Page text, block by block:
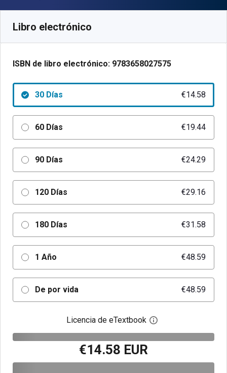
Libro electrónico
ISBN de libro electrónico: 9783658027575
30 Días €14.58
60 Días €19.44
90 Días €24.29
120 Días €29.16
180 Días €31.58
1 Año €48.59
De por vida €48.59
Licencia de eTextbook Abre el cuadro de
€14.58 EUR